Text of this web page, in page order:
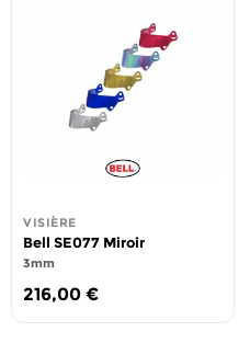
VISIÈRE
Bell SE077 Miroir
3mm
216,00 €